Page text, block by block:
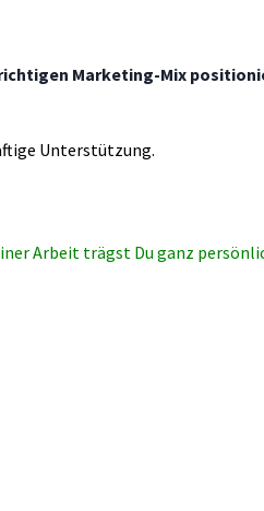
Marketing-Mix
Unterstützung.
Arbeit trägst Du ganz